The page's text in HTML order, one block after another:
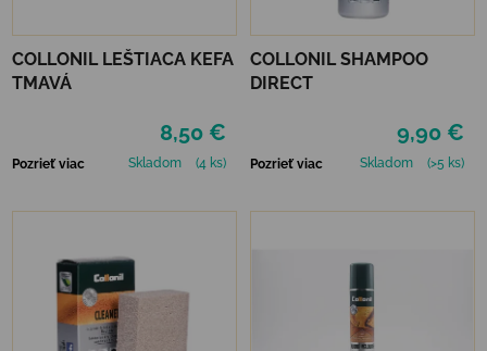
COLLONIL LEŠTIACA KEFA
TMAVÁ
8,50 €
Pozrieť viac Skladom (4 ks)
COLLONIL SHAMPOO
DIRECT
9,90 €
Pozrieť viac Skladom (>5 ks)